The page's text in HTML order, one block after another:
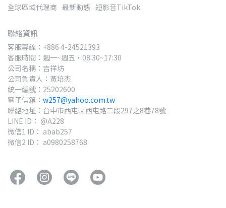
全球區域代理商 最新動態 短影音TikTok
聯絡資訊
客服專線：+886 4-24521393
客服時間：週一~週五，08:30~17:30
公司名稱：吉祥坊
公司負責人：黃培杰
統一編號：25202600
電子信箱： w257@yahoo.com.tw
聯絡地址：台中市西屯區西屯路二段297之8巷78號
LINE ID： @A228
微信1 ID： abab257
微信2 ID： a0980258768